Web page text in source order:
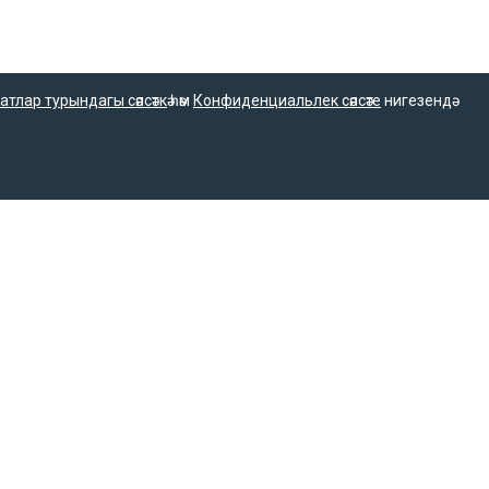
турындагы сәясәткәһәм Конфиденциальлек сәясәте нигезендә